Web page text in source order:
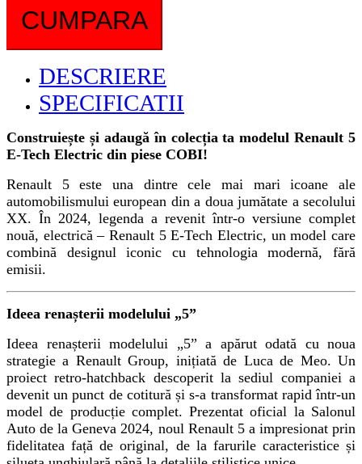
CUMPARA
DESCRIERE
SPECIFICATII
Construiește și adaugă în colecția ta modelul Renault 5
E-Tech Electric din piese COBI!
Renault 5 este una dintre cele mai mari icoane ale
automobilismului european din a doua jumătate a secolului
XX. În 2024, legenda a revenit într-o versiune complet
nouă, electrică – Renault 5 E-Tech Electric, un model care
combină designul iconic cu tehnologia modernă, fără
emisii.
Ideea renașterii modelului „5”
Ideea renașterii modelului „5” a apărut odată cu noua
strategie a Renault Group, inițiată de Luca de Meo. Un
proiect retro-hatchback descoperit la sediul companiei a
devenit un punct de cotitură și s-a transformat rapid într-un
model de producție complet. Prezentat oficial la Salonul
Auto de la Geneva 2024, noul Renault 5 a impresionat prin
fidelitatea față de original, de la farurile caracteristice și